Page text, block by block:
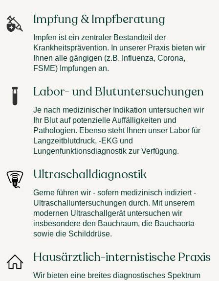
Impfung & Impfberatung
Impfen ist ein zentraler Bestandteil der
Krankheitsprävention. In unserer Praxis bieten wir
Ihnen alle gängigen (z.B. Influenza, Corona,
FSME) Impfungen an.
Labor- und Blutuntersuchungen
Je nach medizinischer Indikation untersuchen wir
Ihr Blut auf potenzielle Auffälligkeiten und
Pathologien. Ebenso steht Ihnen unser Labor für
Langzeitblutdruck, -EKG und
Lungenfunktionsdiagnostik zur Verfügung.
Ultraschalldiagnostik
Gerne führen wir - sofern medizinisch indiziert -
Ultraschalluntersuchungen durch. Mit unserem
modernen Ultraschallgerät untersuchen wir
insbesondere den Bauchraum, die Bauchaorta
sowie die Schilddrüse.
Hausärztlich-internistische Praxis
Wir bieten eine breites diagnostisches Spektrum